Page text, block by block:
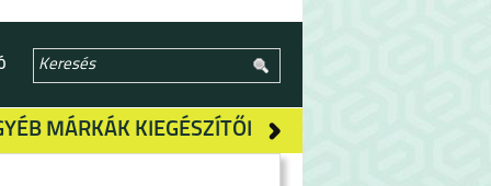
MÁRKÁK KIEGÉSZÍTŐI